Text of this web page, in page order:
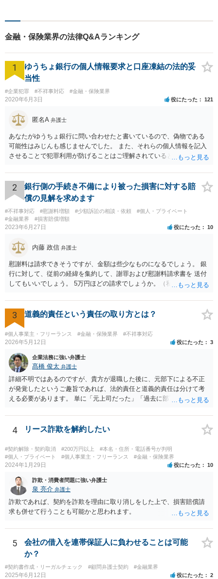
金融・保険業界の法律Q&Aランキング
1
ゆうちょ銀行の個人情報要求と口座凍結の法的妥
当性
#企業犯罪 #不祥事対応 #金融・保険業界
2020年6月3日 役にたった 121
匿名A 弁護士
あなたがゆうちょ銀行に問い合わせたと書いているので、偽物である
可能性はみじんも感じませんでした。 また、それらの個人情報を記入
させることで犯罪利用が防げることはご理解されているとおりです。
士に同意を求めているだけです。 最初の回答では分かりづらかったの
かもしれませんが、質問にわかりやすく答えると「法的に許される」
が答えになります。 補足でアドバイスしておきますと、今私に反論し
てきたその内容をゆうちょ銀行にぶつければいいとおもいます。 もっ
とも、ぶつけられたゆうちょ銀行があなたと契約するかは法律上ゆう
ちょ銀行の自由です。
2
銀行側の手続き不備により被った損害に対する賠
償の見解を求めます
#不祥事対応 #慰謝料増額 #少額訴訟の相談・依頼
#個人・プライベート
#金融業界
#損害賠償増額
2023年6月27日 役にたった 10
内藤 政信 弁護士
慰謝料は請求できそうですが、金額は些少なものになるでしょう。 銀
行に対して、従前の経緯を集約して、謝罪および慰謝料請求書を 送付
してもいいでしょう。 5万円ほどの請求でしょうか。（私見）
3 道義的責任という責任の取り方とは？
#個人事業主・フリーランス #金融・保険業界 #不祥事対応
2026年5月12日 役にたった 3
企業法務に強い弁護士
髙橋 俊太 弁護士
詳細不明ではあるのですが、貴方が退職した後に、元部下による不正
が発覚したというご趣旨であれば、法的責任と道義的責任は分けて考
える必要があります。 単に「元上司だった」「過去に部下だった」と
りません。会社が貴方に損害賠償請求をするには、在職中の管理監督
義務違反、引継ぎの不備、不正の兆候を知りながら放置したことな
ど、具体的な義務違反と損害との因果関係を主張・立証する必要があ
ります。なお、在職中から会計処理や現金管理の不自然さを認識して
いた、部下に過度な権限を与えたまま放置していた、退職時に重要な
情報を引き継がなかった等の事情があれば、会社から問題視される可
能性はあるでしょう。 対応としては、まず会社から何を求められてい
るのかを明確にすることが重要です。謝罪、調査協力、金銭負担、始
末書提出など、求められている内容によって対応は異なります。不用
意に責任を認める文書を作成したり、損害負担を約束したりすること
は避けるべきです。一方で、在職中の業務内容、権限分掌、引継ぎ資
いる場合には、会社とのやり取りを保存し、弁護士に相談したうえで
対応なさった方がよいでしょう。
4 リース詐欺を解約したい
#契約解除・契約取消 #200万円以上
#本名・住所・電話番号が判明
#個人・プライベート
#個人事業主・フリーランス #金融・保険業界
2024年1月29日 役にたった 10
詐欺・消費者問題に強い弁護士
泉 亮介 弁護士
詐欺であれば、契約を詐欺を理由に取り消しをした上で、損害賠償請
求も併せて行うことも可能かと思われます。
5
会社の借入を連帯保証人に負わせることは可能
か？
#契約書作成・リーガルチェック #顧問弁護士契約 #金融業界
2025年6月12日 役にたった 2